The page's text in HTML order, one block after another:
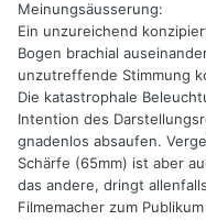
Meinungsäusserung:
Ein unzureichend
Bogen brachial
unzutreffende Stimmung
Die katastrophale
Intention des
gnadenlos absaufen.
Schärfe (65mm) ist aber
das andere, dringt
Filmemacher zum